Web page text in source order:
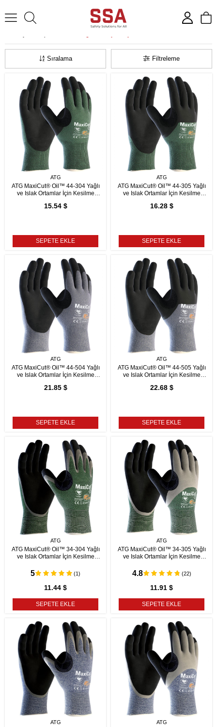
Filtreleme
Sıralama
ATG
ATG MaxiCut® Oil™ 44-304 Yağlı
ve Islak Ortamlar İçin Kesilme
15.54 $
SEPETE EKLE
ATG
ATG MaxiCut® Oil™ 44-305 Yağlı
ve Islak Ortamlar İçin Kesilme
16.28 $
SEPETE EKLE
ATG
ATG MaxiCut® Oil™ 44-504 Yağlı
ve Islak Ortamlar İçin Kesilme
21.85 $
SEPETE EKLE
ATG
ATG MaxiCut® Oil™ 44-505 Yağlı
ve Islak Ortamlar İçin Kesilme
22.68 $
SEPETE EKLE
ATG
ATG MaxiCut® Oil™ 34-304 Yağlı
ve Islak Ortamlar İçin Kesilme
5 (1)
11.44 $
SEPETE EKLE
ATG
ATG MaxiCut® Oil™ 34-305 Yağlı
ve Islak Ortamlar İçin Kesilme
4.8 (22)
11.91 $
SEPETE EKLE
ATG ATG